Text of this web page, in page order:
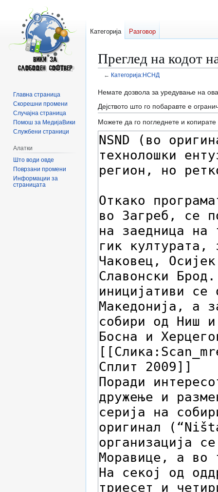
Преглед на кодот
← Категорија:НСНД
Прејди
на
прегледникот
Прејди
на
пребарувањето
Немате дозвола за уредување на
Дејството што го побаравте е
Можете да го погледнете и
Категорија Разговор
Главна страница
Скорешни промени
Случајна страница
Помош за МедијаВики
Службени страници
Алатки
Што води овде
Поврзани промени
Информации за
страницата